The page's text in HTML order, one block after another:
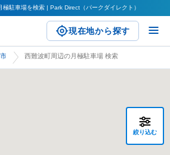
駐車場を検索 | Park Direct（パークダイレクト）
現在地から探す
西難波町周辺の月極駐車場 検索
絞り込む